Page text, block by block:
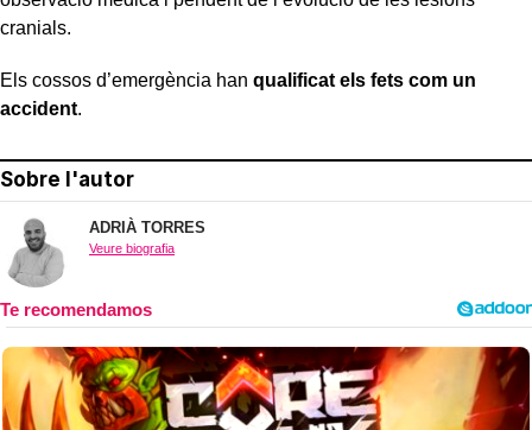
cranials.
Els cossos d’emergència han qualificat els fets com un
accident.
Sobre l'autor
ADRIÀ TORRES
Veure biografia